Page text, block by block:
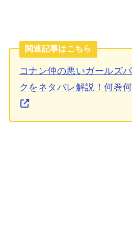
関連記事はこちら
コナン仲の悪いガールズ
クをネタバレ解説！何巻